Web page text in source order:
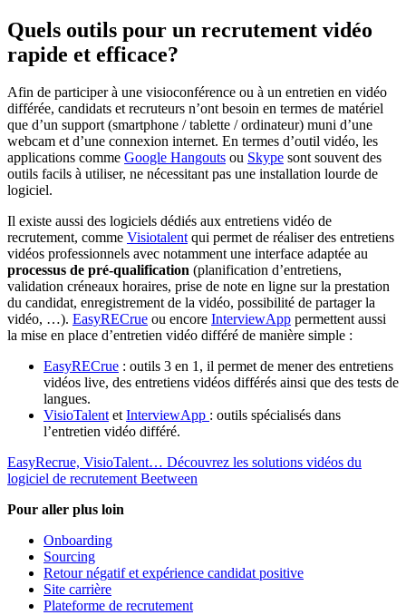
Quels outils pour un recrutement vidéo
rapide et efficace?
Afin de participer à une visioconférence ou à un entretien en vidéo
différée, candidats et recruteurs n’ont besoin en termes de matériel
que d’un support (smartphone / tablette / ordinateur) muni d’une
webcam et d’une connexion internet. En termes d’outil vidéo, les
applications comme Google Hangouts ou Skype sont souvent des
outils facils à utiliser, ne nécessitant pas une installation lourde de
logiciel.
Il existe aussi des logiciels dédiés aux entretiens vidéo de
recrutement, comme Visiotalentqui permet de réaliser des entretiens
vidéos professionnels avec notamment une interface adaptée au
processus de pré-qualification (planification d’entretiens,
validation créneaux horaires, prise de note en ligne sur la prestation
du candidat, enregistrement de la vidéo, possibilité de partager la
vidéo, …). EasyRECrue ou encore InterviewApp permettent aussi
la mise en place d’entretien vidéo différé de manière simple :
EasyRECrue : outils 3 en 1, il permet de mener des entretiens
vidéos live, des entretiens vidéos différés ainsi que des tests de
langues.
VisioTalentetInterviewApp : outils spécialisés dans
l’entretien vidéo différé.
EasyRecrue, VisioTalent… Découvrez les solutions vidéos du
logiciel de recrutement Beetween
Pour aller plus loin
Onboarding
Sourcing
Retour négatif et expérience candidat positive
Site carrière
Plateforme de recrutement